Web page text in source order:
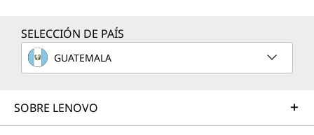
SELECCIÓN DE PAÍS
GUATEMALA
SOBRE LENOVO